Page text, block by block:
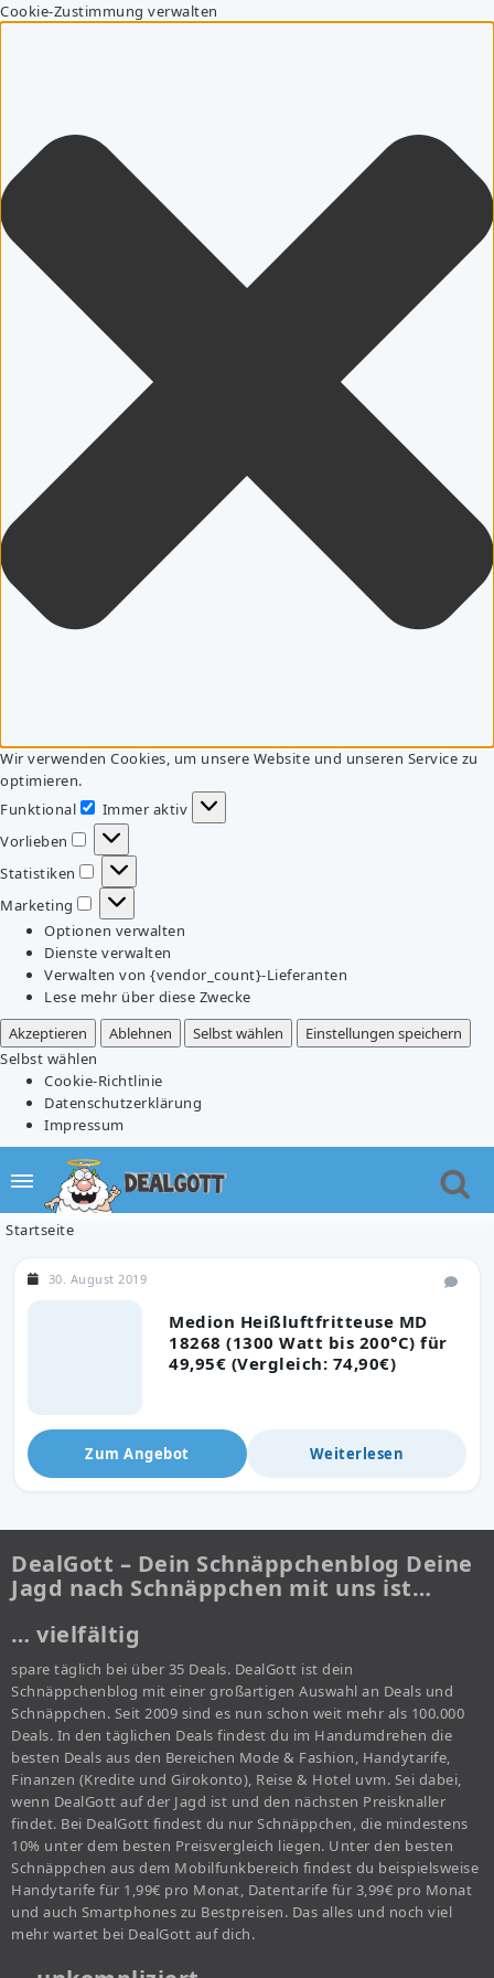
Cookie-Zustimmung verwalten
Wir verwenden Cookies, um unsere Website und unseren Service zu
optimieren.
Funktional
Funktional
Immer aktiv
Vorlieben
Vorlieben
Statistiken
Statistiken
Marketing
Marketing
Optionen verwalten
Dienste verwalten
Verwalten von {vendor_count}-Lieferanten
Lese mehr über diese Zwecke
Akzeptieren
Ablehnen Selbst wählen
Einstellungen speichern
Selbst wählen
Cookie-Richtlinie
Datenschutzerklärung
Impressum
Startseite
Medion Heißluftfritteuse MD
18268 (1300 Watt bis 200°C) für
49,95€ (Vergleich: 74,90€)
30. August 2019
Zum Angebot Weiterlesen
DealGott – Dein Schnäppchenblog Deine
Jagd nach Schnäppchen mit uns ist…
… vielfältig
spare täglich bei über 35 Deals. DealGott ist dein
Schnäppchenblog mit einer großartigen Auswahl an Deals und
Schnäppchen. Seit 2009 sind es nun schon weit mehr als 100.000
Deals. In den täglichen Deals findest du im Handumdrehen die
besten Deals aus den Bereichen Mode & Fashion, Handytarife,
Finanzen (Kredite und Girokonto), Reise & Hotel uvm. Sei dabei,
wenn DealGott auf der Jagd ist und den nächsten Preisknaller
findet. Bei DealGott findest du nur Schnäppchen, die mindestens
10% unter dem besten Preisvergleich liegen. Unter den besten
Schnäppchen aus dem Mobilfunkbereich findest du beispielsweise
Handytarife für 1,99€ pro Monat, Datentarife für 3,99€ pro Monat
und auch Smartphones zu Bestpreisen. Das alles und noch viel
mehr wartet bei DealGott auf dich.